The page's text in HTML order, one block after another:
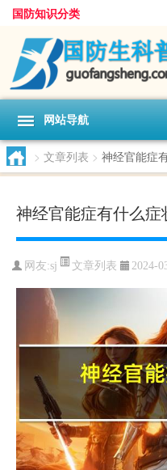
国防知识分类
网站导航
> 文章列表 > 神经官能症
神经官能症有什么症
网友:sj 文章列表 2024-